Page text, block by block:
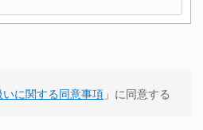
に関する同意事項 」に同意する